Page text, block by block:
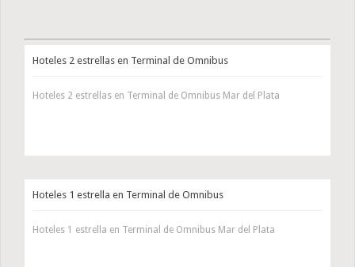
Hoteles 2 estrellas en Terminal de Omnibus
Hoteles 2 estrellas en Terminal de Omnibus Mar del Plata
Hoteles 1 estrella en Terminal de Omnibus
Hoteles 1 estrella en Terminal de Omnibus Mar del Plata